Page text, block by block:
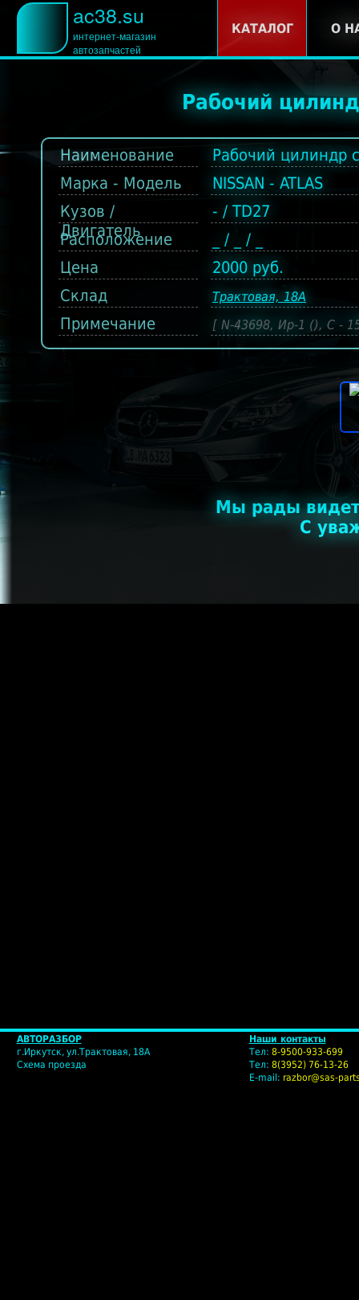
ac38.su
интернет-магазин
автозапчастей
КАТАЛОГ О
Рабочий
Наименование
Марка - Модель
Кузов /
Двигатель
Расположение
Цена
Склад
Примечание
Рабочий цилиндр
NISSAN - ATLAS
- / TD27
_ / _ / _
2000 руб.
Трактовая, 18А
[ N-43698, Ир-1 (), С -
Мы рады
С
АВТОРАЗБОР
г.Иркутск, ул.Трактовая, 18А
Схема проезда
Наши контакты
Тел: 8-9500-933-699
Тел: 8(3952) 76-13-26
E-mail: razbor@sas-